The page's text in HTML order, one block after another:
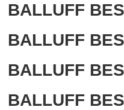
BALLUFF
BALLUFF
BALLUFF
BALLUFF